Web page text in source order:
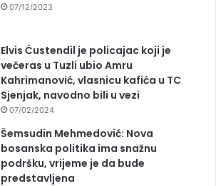
07/12/2023
Elvis Ćustendil je policajac koji je
večeras u Tuzli ubio Amru
Kahrimanović, vlasnicu kafića u TC
Sjenjak, navodno bili u vezi
07/02/2024
Šemsudin Mehmedović: Nova
bosanska politika ima snažnu
podršku, vrijeme je da bude
predstavljena